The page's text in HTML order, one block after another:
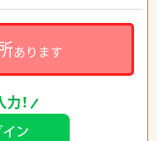
あります
！